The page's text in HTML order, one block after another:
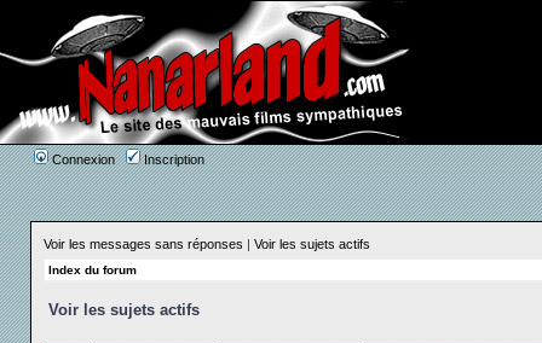
Connexion Inscription
Voir les messages sans réponses | Voir les sujets actifs
Index du forum
Voir les sujets actifs